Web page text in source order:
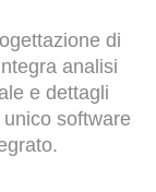
di
analisi
e dettagli
software